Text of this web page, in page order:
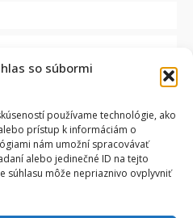
so súbormi
používame technológie, ako
prístup k informáciám o
nám umožní spracovávať
alebo jedinečné ID na tejto
súhlasu môže nepriaznivo ovplyvniť